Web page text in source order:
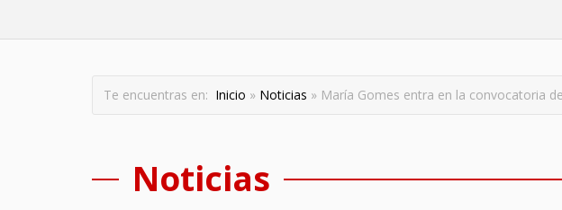
Te encuentras en: Inicio » Noticias » María Gomes entra en la convocatoria
Noticias